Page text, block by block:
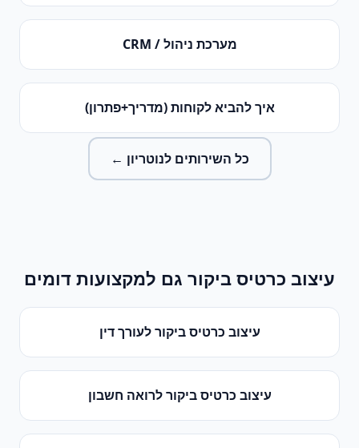
מערכת ניהול / CRM
איך להביא לקוחות (מדריך+פתרון)
כל השירותים לנוטריון ←
עיצוב כרטיס ביקור גם למקצועות דומים
עיצוב כרטיס ביקורלעורך דין
עיצוב כרטיס ביקורלרואה חשבון